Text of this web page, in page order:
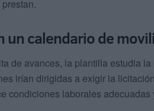
un calendario de
de avances, la plantilla estudia
irían dirigidas a exigir la
condiciones laborales adecuadas